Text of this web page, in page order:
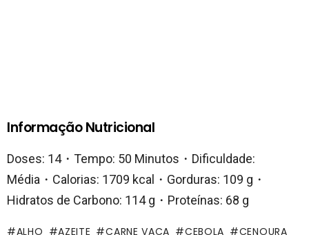
Informação Nutricional
Doses: 14・Tempo: 50 Minutos・Dificuldade:
Média・Calorias: 1709 kcal・Gorduras: 109 g・
Hidratos de Carbono: 114 g・Proteínas: 68 g
ALHO AZEITE CARNE VACA CEBOLA
CENOURA